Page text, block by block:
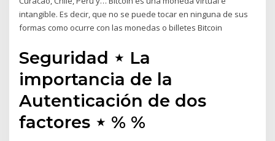
intangible. Es decir, que no se puede tocar en ninguna de sus
formas como ocurre con las monedas o billetes Bitcoin
Seguridad ⋆ La
importancia de la
Autenticación de dos
factores ⋆ % %